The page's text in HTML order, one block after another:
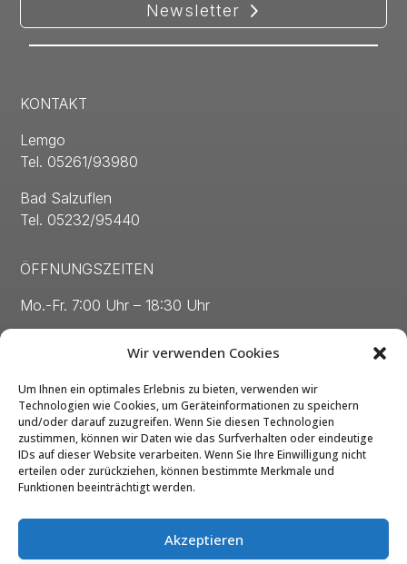
Wir verwenden Cookies
Um Ihnen ein optimales Erlebnis zu bieten, verwenden wir
Technologien wie Cookies, um Geräteinformationen zu speichern
und/oder darauf zuzugreifen. Wenn Sie diesen Technologien
zustimmen, können wir Daten wie das Surfverhalten oder eindeutige
IDs auf dieser Website verarbeiten. Wenn Sie Ihre Einwilligung nicht
erteilen oder zurückziehen, können bestimmte Merkmale und
Funktionen beeinträchtigt werden.
Akzeptieren
Newsletter
KONTAKT
Lemgo
Tel. 05261/93980
Bad Salzuflen
Tel. 05232/95440
ÖFFNUNGSZEITEN
Mo.-Fr. 7:00 Uhr – 18:30 Uhr
Kontakt
Impressum
Datenschutz